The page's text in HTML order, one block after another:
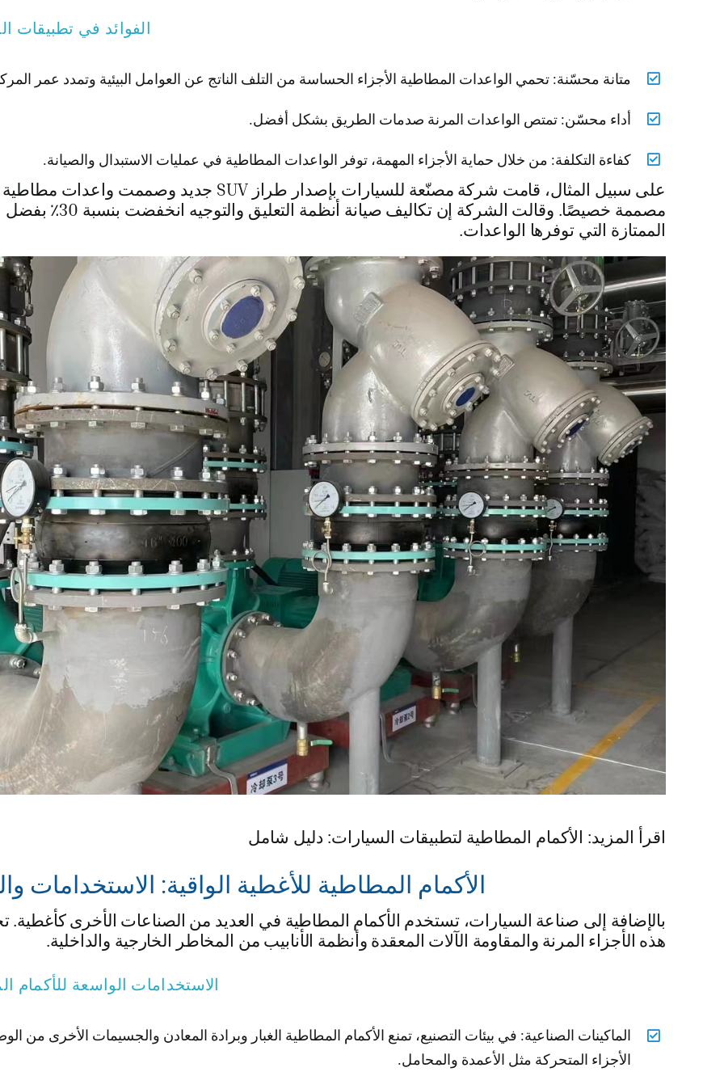
الفوائد في تطبيقات
متانة محسّنة: تحمي الواعدات المطاطية الأجزاء الحساسة من التلف الناتج عن العوامل البيئية وتمدد عمر
أداء محسّن: تمتص الواعدات المرنة صدمات الطريق بشكل أفضل.
كفاءة التكلفة: من خلال حماية الأجزاء المهمة، توفر الواعدات المطاطية في عمليات الاستبدال والصيانة.
على سبيل المثال، قامت شركة مصنّعة للسيارات بإصدار طراز SUV جديد وصممت واعدات مطاطية
مصممة خصيصًا. وقالت الشركة إن تكاليف صيانة أنظمة
الممتازة التي توفرها الواعدات.
اقرأ المزيد: الأكمام المطاطية لتطبيقات السيارات: دليل شامل
الأكمام المطاطية للأغطية الواقية: الاستخدامات
بالإضافة إلى صناعة السيارات، تستخدم الأكمام المطاطية في العديد من الصناعات الأخرى كأغطية.
هذه الأجزاء المرنة والمقاومة الآلات المعقدة وأنظمة الأنابيب من المخاطر الخارجية والداخلية.
الاستخدامات الواسعة للأكمام
الماكينات الصناعية: في بيئات التصنيع، تمنع الأكمام المطاطية الغبار وبرادة المعادن والجسيمات الأخرى من
الأجزاء المتحركة مثل الأعمدة والمحامل.